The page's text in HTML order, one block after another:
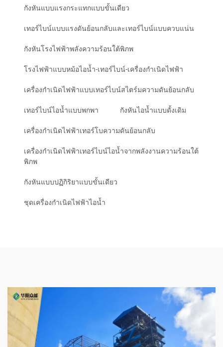
กังหันแบบแรงกระแทกแบบขั้นเดียว
เทอร์ไบน์แบบแรงดันย้อนกลับและเทอร์ไบน์แบบควบแน่น
กังหันโรงไฟฟ้าพลังความร้อนใต้พิภพ
โรงไฟฟ้าแบบหม้อไอน้ำ-เทอร์ไบน์-เครื่องกำเนิดไฟฟ้า
เครื่องกำเนิดไฟฟ้าแบบเทอร์ไบน์สไตร์มความดันย้อนกลับ
เทอร์ไบน์ไอน้ำแบบพกพา กังหันไอน้ำแบบดั้งเดิม
เครื่องกำเนิดไฟฟ้าเทอร์โบความดันย้อนกลับ
เครื่องกำเนิดไฟฟ้าเทอร์ไบน์ไอน้ำจากพลังงานความร้อนใต้
พิภพ
กังหันแบบปฏิกิริยาแบบขั้นเดียว
ชุดเครื่องกำเนิดไฟฟ้าไอน้ำ